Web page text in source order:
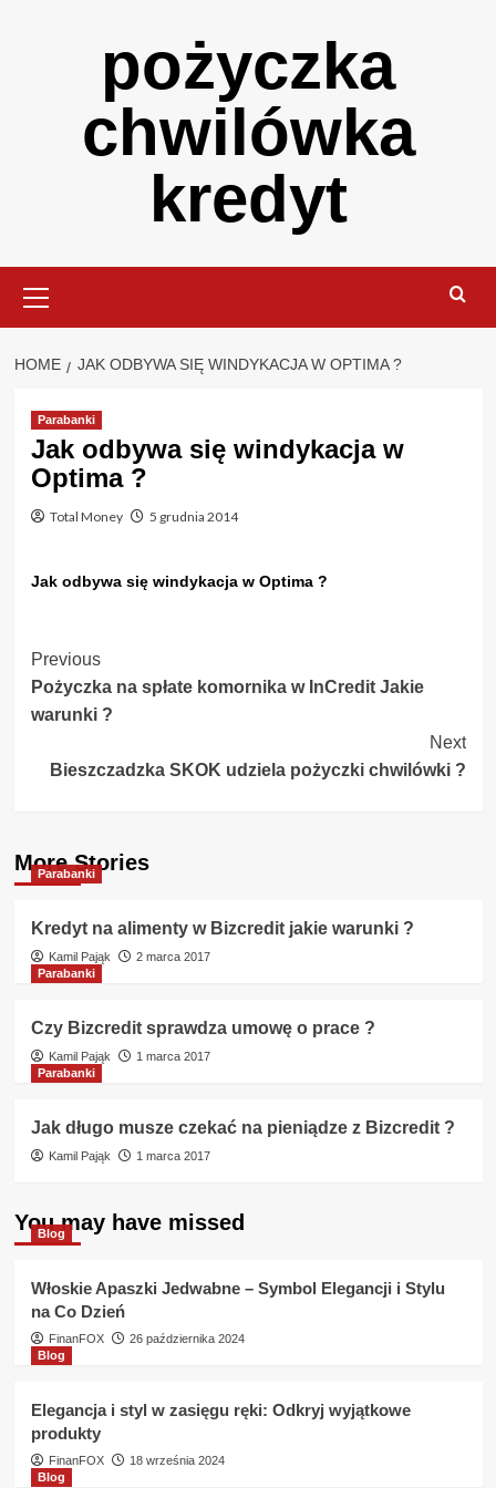
pożyczka
chwilówka
kredyt
Menu
HOME JAK ODBYWA SIĘ WINDYKACJA W OPTIMA ?
Parabanki
Jak odbywa się windykacja w
Optima ?
Total Money 5 grudnia 2014
Jak odbywa się windykacja w Optima ?
Post
Navigation
Previous
Pożyczka na spłate komornika w InCredit Jakie
warunki ?
Next
Bieszczadzka SKOK udziela pożyczki chwilówki ?
More Stories
Parabanki
Kredyt na alimenty w Bizcredit jakie warunki ?
Kamil Pająk
2 marca 2017
Parabanki
Czy Bizcredit sprawdza umowę o prace ?
Kamil Pająk
1 marca 2017
Parabanki
Jak długo musze czekać na pieniądze z Bizcredit ?
Kamil Pająk 1 marca 2017
You may have missed
Blog
Włoskie Apaszki Jedwabne – Symbol Elegancji i Stylu
na Co Dzień
FinanFOX
26 października 2024
Blog
Elegancja i styl w zasięgu ręki: Odkryj wyjątkowe
produkty
FinanFOX
18 września 2024
Blog